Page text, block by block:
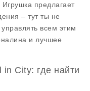
предлагает
– тут ты не
всем этим
и лучшее
City: где найти